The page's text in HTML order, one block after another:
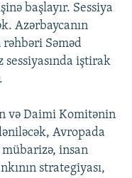
başlayır. Sessiya
Azərbaycanın
Səməd
sessiyasında iştirak
və Daimi Komitənin
Avropada
insan
strategiyası,